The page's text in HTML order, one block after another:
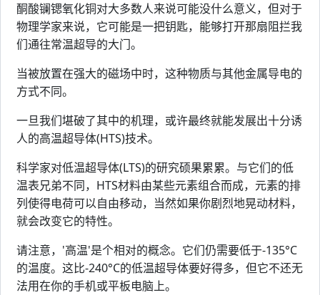
酮酸镧锶氧化铜对大多数人来说可能没什么意义，但对于
物理学家来说，它可能是一把钥匙，能够打开那扇阻拦我
们通往常温超导的大门。
当被放置在强大的磁场中时，这种物质与其他金属导电的
方式不同。
一旦我们堪破了其中的机理，或许最终就能发展出十分诱
人的高温超导体(HTS)技术。
科学家对低温超导体(LTS)的研究硕果累累。与它们的低
温表兄弟不同，HTS材料由某些元素组合而成，元素的排
列使得电荷可以自由移动，当然如果你剧烈地晃动材料，
就会改变它的特性。
请注意，'高温'是个相对的概念。它们仍需要低于-135°C
的温度。这比-240°C的低温超导体要好得多，但它不还无
法用在你的手机或平板电脑上。